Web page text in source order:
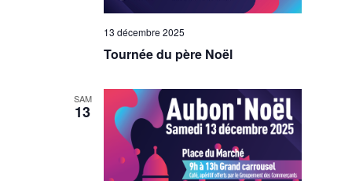
Tournée du père Noël
13 décembre 2025
SAM
13